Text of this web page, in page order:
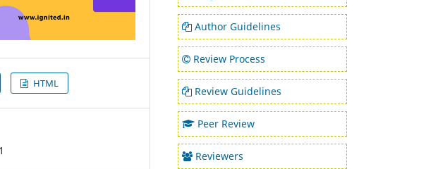
HTML
Author Guidelines
Review Process
Review Guidelines
Peer Review
Reviewers